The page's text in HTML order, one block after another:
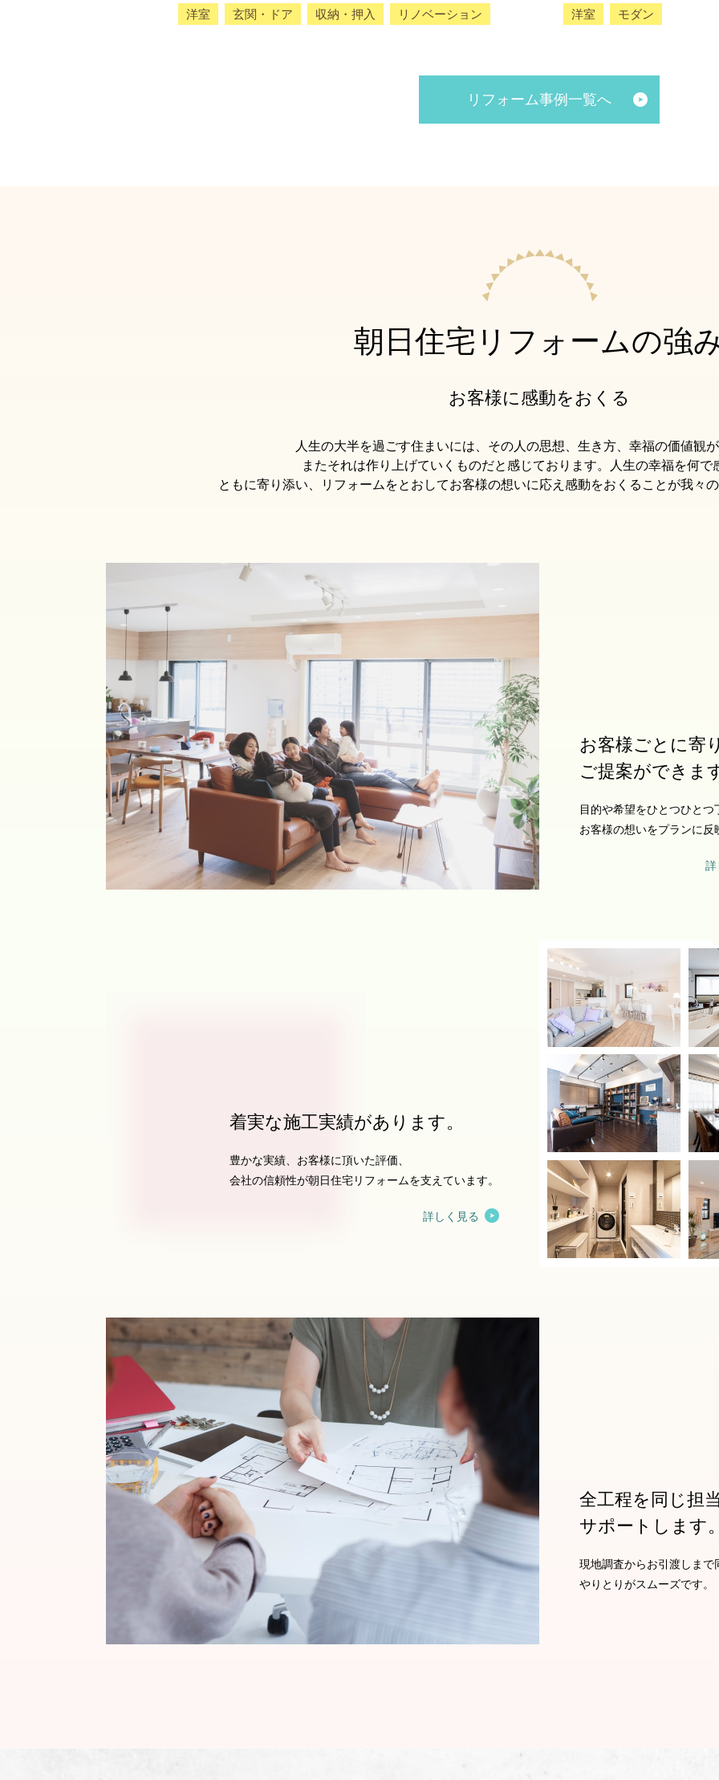
洋室 玄関・ドア 収納・押入 リノベーション 洋室 モダン
リフォーム事例一覧へ
朝日住宅リフォームの強
お客様に感動をおくる
人生の大半を過ごす住まいには、その人の思想、生き方、幸福の価値観が
またそれは作り上げていくものだと感じております。人生の幸福を何で
ともに寄り添い、リフォームをとおしてお客様の想いに応え感動をおくることが我々
お客様ごとに寄
ご提案ができま
目的や希望をひとつひとつ
お客様の想いをプランに反
詳
着実な施工実績があります。
豊かな実績、お客様に頂いた評価、
会社の信頼性が朝日住宅リフォームを支えています。
詳しく見る
全工程を同じ担
サポートします。
現地調査からお引渡しまで
やりとりがスムーズです。